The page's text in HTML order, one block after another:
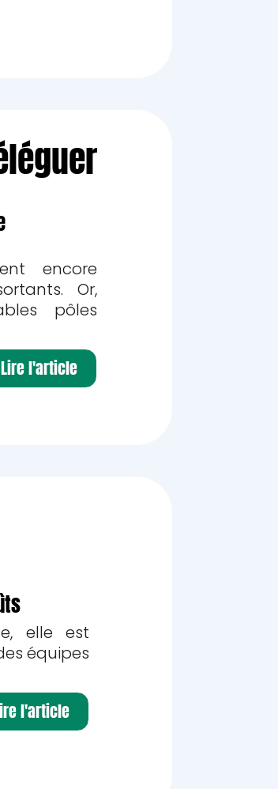
encore
Or,
pôles
Lire l'article
elle est
équipes
l'article